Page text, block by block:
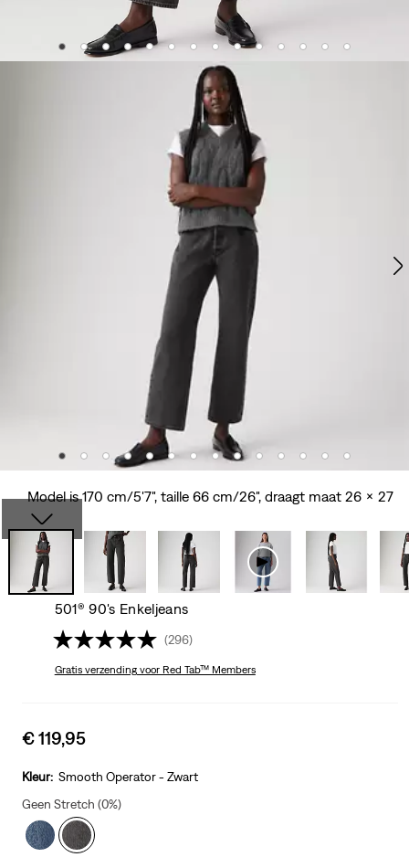
Model is 170 cm/5'7", taille 66 cm/26", draagt maat 26 x 27
501® 90's Enkeljeans
(296)
Gratis verzendingvoor Red Tab™ Members
Sale
is
€ 119,95
Kleur: Smooth Operator - Zwart
Geen Stretch (0%)